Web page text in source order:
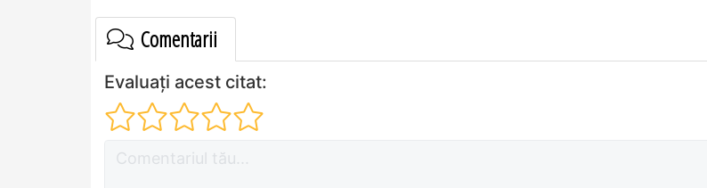
Comentarii
Evaluați acest citat: